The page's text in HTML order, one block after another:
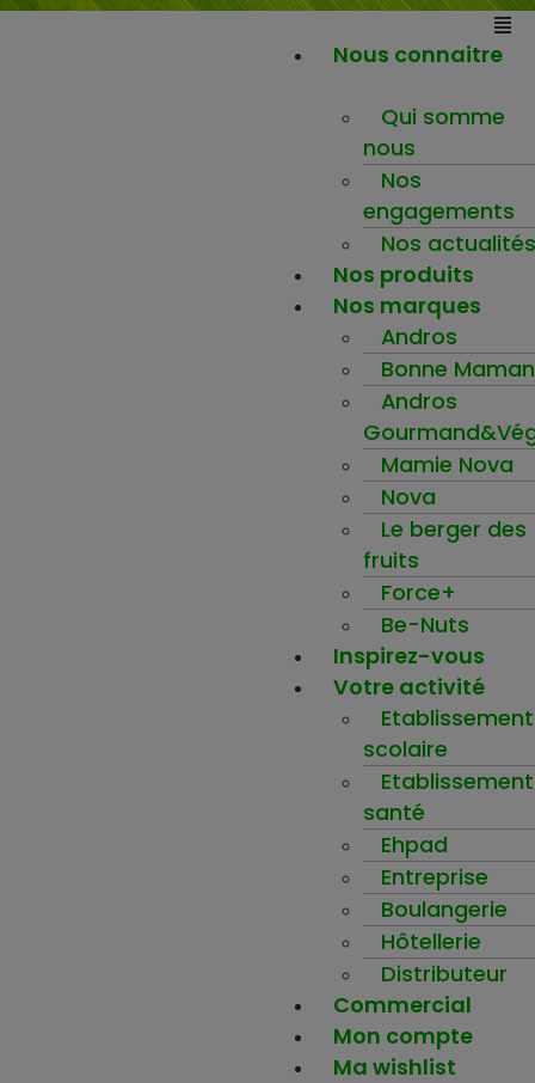
Nous connaitre
Qui somme
nous
Nos
engagements
Nos actualités
Nos produits
Nos marques
Andros
Bonne Maman
Andros
Mamie Nova
Nova
Le berger des
fruits
Force+
Be-Nuts
Inspirez-vous
Votre activité
Etablissement
scolaire
santé
Ehpad
Entreprise
Boulangerie
Hôtellerie
Distributeur
Commercial
Mon compte
Ma wishlist